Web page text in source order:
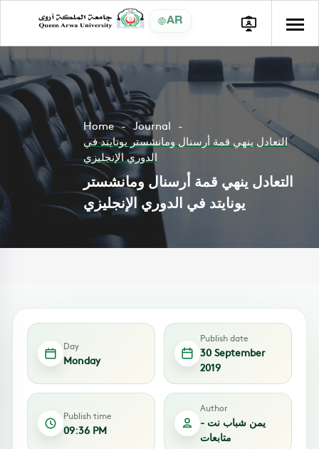
AR
Home
Journal
التعادل ينهي قمة أرسنال ومانشستر يونايتد في
الدوري الإنجليزي
التعادل ينهي قمة أرسنال ومانشستر
يونايتد في الدوري الإنجليزي
Day
Monday
Publish date
30 September
2019
Publish time
09:36 PM
Author
يمن شباب نت -
متابعات